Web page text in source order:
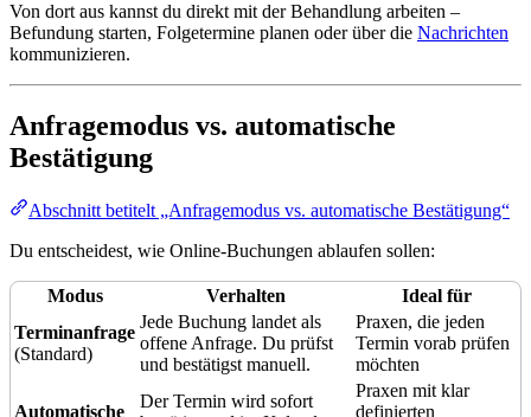
Von dort aus kannst du direkt mit der Behandlung arbeiten –
Befundung starten, Folgetermine planen oder über die Nachrichten
kommunizieren.
Anfragemodus vs. automatische
Bestätigung
Abschnitt betitelt „Anfragemodus vs. automatische Bestätigung“
Du entscheidest, wie Online-Buchungen ablaufen sollen:
Modus Verhalten
Ideal für
Terminanfrage
(Standard)
Jede Buchung landet als
offene Anfrage. Du prüfst
und bestätigst manuell.
Praxen, die jeden
Termin vorab prüfen
möchten
Automatische
Der Termin wird sofort
Praxen mit klar
definierten